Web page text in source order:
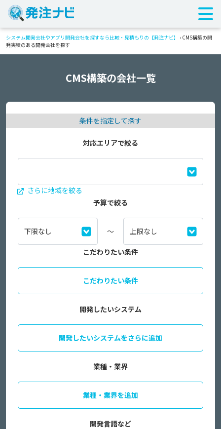
システム開発会社やアプリ開発会社を探すなら比較・見積もりの【発注ナビ】 › CMS構築の開
発実績のある開発会社を探す
CMS構築の会社一覧
条件を指定して探す
対応エリアで絞る
さらに地域を絞る
予算で絞る
～
こだわりたい条件
こだわりたい条件
開発したいシステム
開発したいシステムをさらに追加
業種・業界
業種・業界を追加
開発言語など